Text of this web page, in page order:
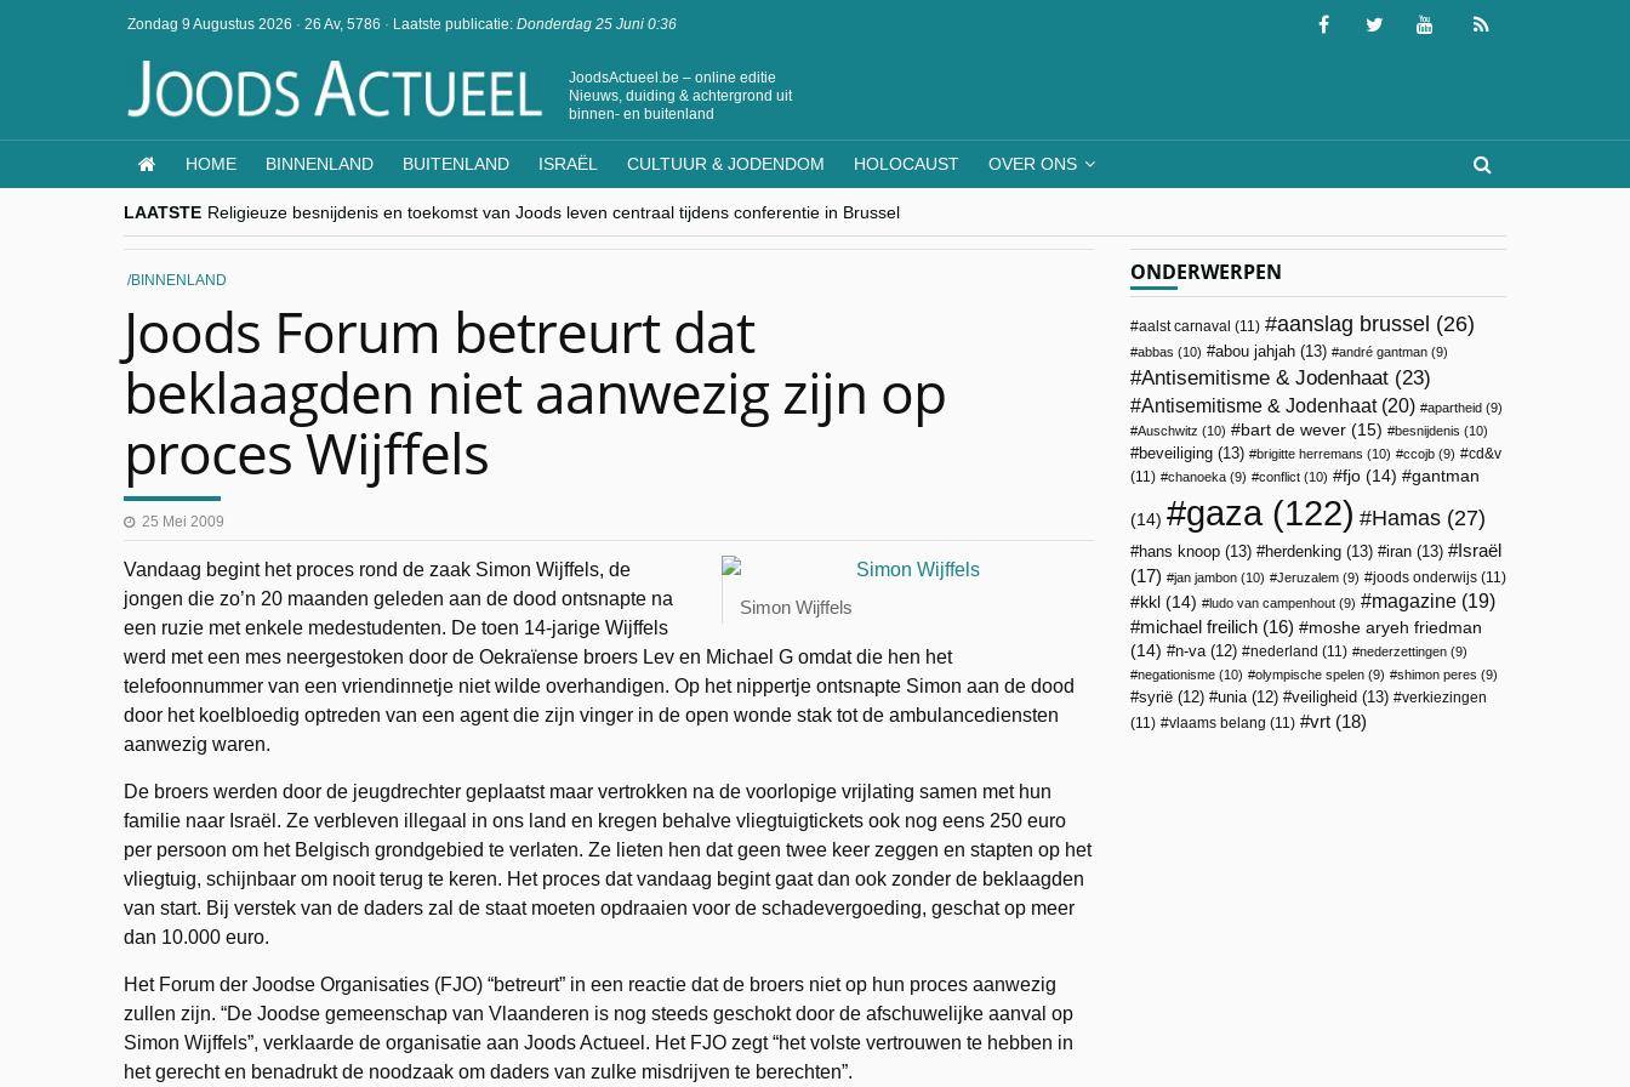
Zondag 9 Augustus 2026 · 26 Av, 5786 · Laatste publicatie: Donderdag 25 Juni 0:36
JoodsActueel.be – online editie
Nieuws, duiding & achtergrond uit
binnen- en buitenland
HOME BINNENLAND BUITENLAND ISRAËL CULTUUR & JODENDOM HOLOCAUST OVER ONS
LAATSTE Religieuze besnijdenis en toekomst van Joods leven centraal tijdens conferentie in Brussel
“Besnijdenisdebat toont hoe moeilijk seculiere Westen minderheden begrijpt”, Jinnih Beels (Vooruit)
CITYTRIP | ROEMENIË – Boekarest: de verrassing van Oost-Europa
“Vandaag zit elke Jood in België op de beklaagdenbank”
BINNENLAND
Joods Forum betreurt dat
beklaagden niet aanwezig zijn op
proces Wijffels
25 Mei 2009
Simon Wijffels
Vandaag begint het proces rond de zaak Simon Wijffels, de
jongen die zo’n 20 maanden geleden aan de dood ontsnapte na
een ruzie met enkele medestudenten. De toen 14-jarige Wijffels
werd met een mes neergestoken door de Oekraïense broers Lev en Michael G omdat die hen het
telefoonnummer van een vriendinnetje niet wilde overhandigen. Op het nippertje ontsnapte Simon aan de dood
door het koelbloedig optreden van een agent die zijn vinger in de open wonde stak tot de ambulancediensten
aanwezig waren.
De broers werden door de jeugdrechter geplaatst maar vertrokken na de voorlopige vrijlating samen met hun
familie naar Israël. Ze verbleven illegaal in ons land en kregen behalve vliegtuigtickets ook nog eens 250 euro
per persoon om het Belgisch grondgebied te verlaten. Ze lieten hen dat geen twee keer zeggen en stapten op het
vliegtuig, schijnbaar om nooit terug te keren. Het proces dat vandaag begint gaat dan ook zonder de beklaagden
van start. Bij verstek van de daders zal de staat moeten opdraaien voor de schadevergoeding, geschat op meer
dan 10.000 euro.
Het Forum der Joodse Organisaties (FJO) “betreurt” in een reactie dat de broers niet op hun proces aanwezig
zullen zijn. “De Joodse gemeenschap van Vlaanderen is nog steeds geschokt door de afschuwelijke aanval op
Simon Wijffels”, verklaarde de organisatie aan Joods Actueel. Het FJO zegt “het volste vertrouwen te hebben in
het gerecht en benadrukt de noodzaak om daders van zulke misdrijven te berechten”.
ONDERWERPEN
aalst carnaval (11) aanslag brussel (26)
abbas (10) abou jahjah (13) andré gantman (9)
Antisemitisme & Jodenhaat (23)
Antisemitisme & Jodenhaat(20) apartheid (9)
Auschwitz (10) bart de wever (15) besnijdenis (10)
beveiliging (13) brigitte herremans (10) ccojb (9)
cd&v
(11)
chanoeka (9) conflict (10) fjo (14) gantman
(14) gaza(122) Hamas (27)
hans knoop (13) herdenking (13) iran (13)
Israël
(17)
jan jambon (10) Jeruzalem (9) joods onderwijs (11)
kkl (14) ludo van campenhout (9) magazine (19)
michael freilich (16)
moshe aryeh friedman
(14)
n-va(12) nederland (11) nederzettingen (9)
negationisme (10) olympische spelen (9) shimon peres (9)
syrië (12) unia(12) veiligheid (13)
verkiezingen
(11)
vlaams belang (11) vrt (18)